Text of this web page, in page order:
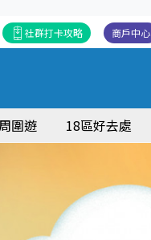
商戶中心
社群打卡攻略
圍遊 18區好去處